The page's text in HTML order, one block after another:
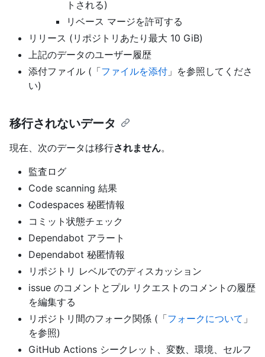
トされる)
リベース マージを許可する
リリース (リポジトリあたり最大 10 GiB)
上記のデータのユーザー履歴
添付ファイル (「ファイルを添付 」を参照してくださ
い)
移行されないデータ
現在、次のデータは移行されません。
監査ログ
Code scanning 結果
Codespaces 秘匿情報
コミット状態チェック
Dependabot アラート
Dependabot 秘匿情報
リポジトリ レベルでのディスカッション
issue のコメントとプル リクエストのコメントの履歴
を編集する
リポジトリ間のフォーク関係 (「フォークについて 」
を参照)
GitHub Actions シークレット、変数、環境、セルフ